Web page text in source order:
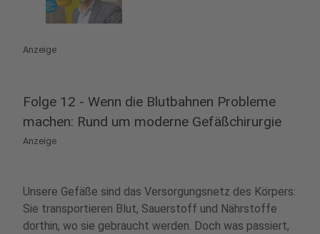
Anzeige
Folge 12 - Wenn die Blutbahnen Probleme
machen: Rund um moderne Gefäßchirurgie
Anzeige
Unsere Gefäße sind das Versorgungsnetz des Körpers:
Sie transportieren Blut, Sauerstoff und Nährstoffe
dorthin, wo sie gebraucht werden. Doch was passiert,